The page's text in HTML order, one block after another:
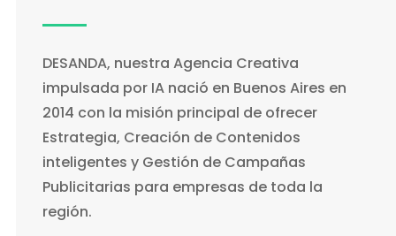
DESANDA, nuestra Agencia Creativa
impulsada por IA nació en Buenos Aires en
2014 con la misión principal de ofrecer
Estrategia, Creación de Contenidos
inteligentes y Gestión de Campañas
Publicitarias para empresas de toda la
región.